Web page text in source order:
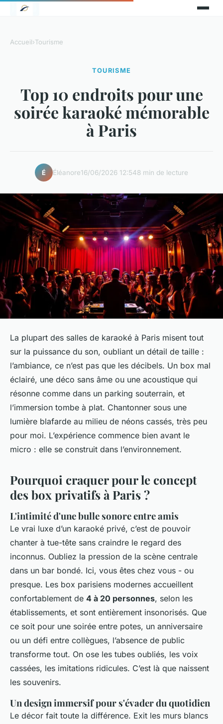
Accueil›Tourisme
TOURISME
Top 10 endroits pour une
soirée karaoké mémorable
à Paris
É Éléanore16/06/2026 12:548 min de lecture
La plupart des salles de karaoké à Paris misent tout
sur la puissance du son, oubliant un détail de taille :
l’ambiance, ce n’est pas que les décibels. Un box mal
éclairé, une déco sans âme ou une acoustique qui
résonne comme dans un parking souterrain, et
l’immersion tombe à plat. Chantonner sous une
lumière blafarde au milieu de néons cassés, très peu
pour moi. L’expérience commence bien avant le
micro : elle se construit dans l’environnement.
Pourquoi craquer pour le concept
des box privatifs à Paris ?
L'intimité d'une bulle sonore entre amis
Le vrai luxe d’un karaoké privé, c’est de pouvoir
chanter à tue-tête sans craindre le regard des
inconnus. Oubliez la pression de la scène centrale
dans un bar bondé. Ici, vous êtes chez vous - ou
presque. Les box parisiens modernes accueillent
confortablement de 4 à 20 personnes, selon les
établissements, et sont entièrement insonorisés. Que
ce soit pour une soirée entre potes, un anniversaire
ou un défi entre collègues, l’absence de public
transforme tout. On ose les tubes oubliés, les voix
cassées, les imitations ridicules. C’est là que naissent
les souvenirs.
Un design immersif pour s'évader du quotidien
Le décor fait toute la différence. Exit les murs blancs